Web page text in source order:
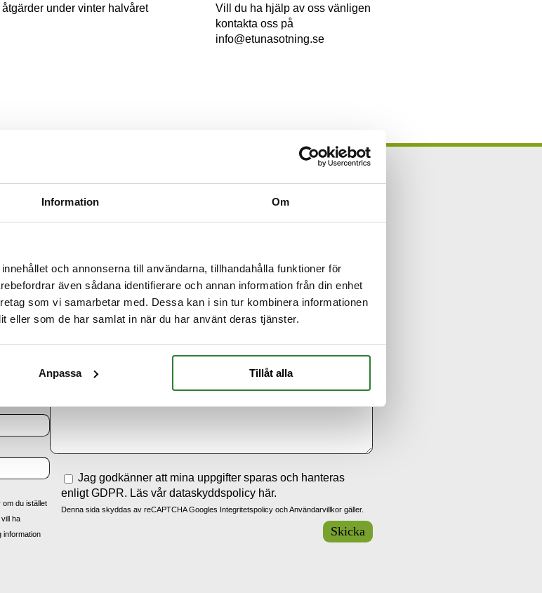
Information Om
och annonserna till användarna, tillhandahålla funktioner för
även sådana identifierare och annan information från din enhet
som vi samarbetar med. Dessa kan i sin tur kombinera informationen
eller som de har samlat in när du har använt deras tjänster.
Anpassa Tillåt alla
under vinter halvåret
Vill du ha hjälp av oss vänligen
kontakta oss på
info@etunasotning.se
Kontakta oss
på ett sotnings- eller ventilationsarbete?
ventilation så är det hit du ska vända dig. Fyll i formuläret
du hittar här så hör vi av oss:
du istället
ha
information
Meddelande:
Jag godkänner att mina uppgifter sparas och hanteras
enligt GDPR. Läs vår dataskyddspolicy här.
Denna sida skyddas av reCAPTCHA Googles IntegritetspolicyochAnvändarvillkorgäller.